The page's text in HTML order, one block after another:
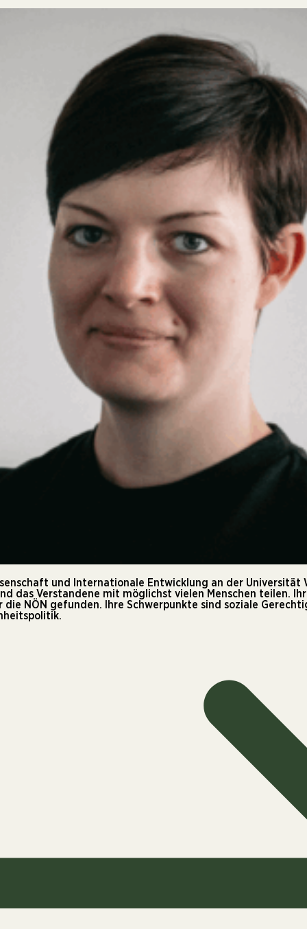
und Internationale Entwicklung an der Universität
das Verstandene mit möglichst vielen Menschen teilen.
die NÖN gefunden. Ihre Schwerpunkte sind soziale